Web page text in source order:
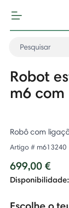
Robot
m6
Robô com
Artigo # m613240
699,00 €
Disponibilidade: